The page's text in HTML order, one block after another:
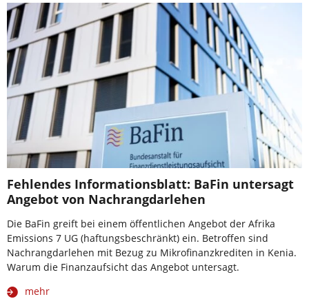
Fehlendes Informationsblatt: BaFin untersagt
Angebot von Nachrangdarlehen
Die BaFin greift bei einem öffentlichen Angebot der Afrika
Emissions 7 UG (haftungsbeschränkt) ein. Betroffen sind
Nachrangdarlehen mit Bezug zu Mikrofinanzkrediten in Kenia.
Warum die Finanzaufsicht das Angebot untersagt.
mehr